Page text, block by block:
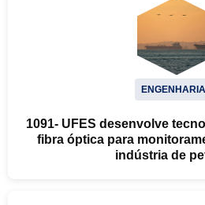
1091- UFES desenvolve
fibra óptica para
indústria de